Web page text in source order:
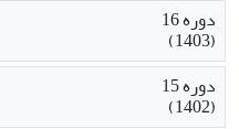
دوره 16
(1403)
دوره 15
(1402)